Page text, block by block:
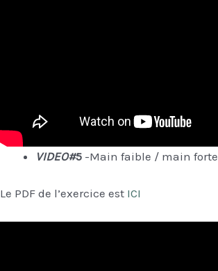
VIDEO#5 -Main faible / main forte
Le PDF de l’exercice est ICI